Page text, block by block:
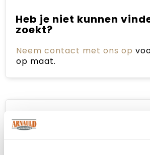
Heb je niet kunnen
zoekt?
Neem contact met ons op
op maat.
Omschrijving
Deze tube kun je op meerdere